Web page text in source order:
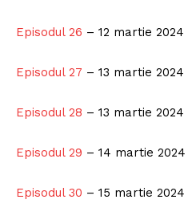
Episodul 26 – 12 martie 2024
Episodul 27 – 13 martie 2024
Episodul 28 – 13 martie 2024
Episodul 29 – 14 martie 2024
Episodul 30 – 15 martie 2024